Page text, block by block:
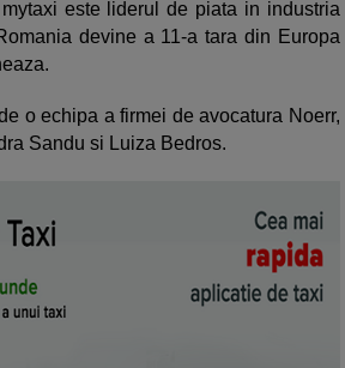
este liderul de piata in industria
devine a 11-a tara din Europa
o echipa a firmei de avocatura Noerr,
Sandu si Luiza Bedros.